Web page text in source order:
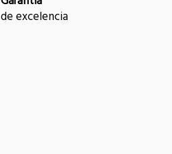
de excelencia